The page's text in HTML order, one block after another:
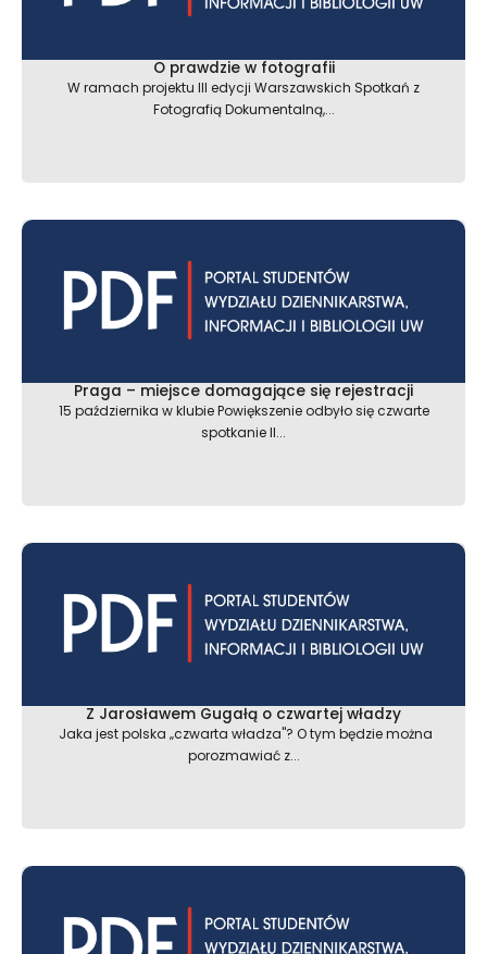
O prawdzie w fotografii
W ramach projektu III edycji Warszawskich Spotkań z
Fotografią Dokumentalną,...
Praga – miejsce domagające się rejestracji
15 października w klubie Powiększenie odbyło się czwarte
spotkanie II...
Z Jarosławem Gugałą o czwartej władzy
Jaka jest polska „czwarta władza"? O tym będzie można
porozmawiać z...